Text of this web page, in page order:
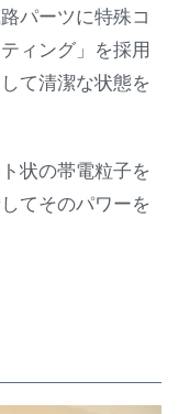
パーツに特殊コ
ィング」を採用
て清潔な状態を
状の帯電粒子を
てそのパワーを